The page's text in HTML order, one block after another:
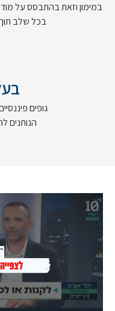
במימון וזאת בהתבסס על
בכל שלב
גופים
הנותנים